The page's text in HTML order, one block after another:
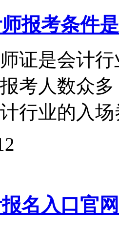
报考条件
证是会计
考人数众
行业的入
名入口官